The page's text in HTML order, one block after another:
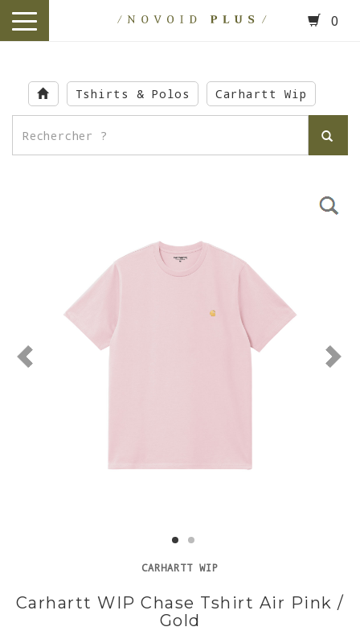
main
content
toggle
0
Tshirts & Polos Carhartt Wip
CARHARTT WIP
Carhartt WIP Chase Tshirt Air Pink /
Gold